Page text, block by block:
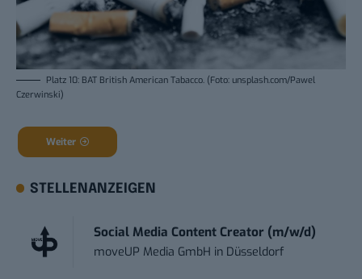
Platz 10: BAT British American Tabacco. (Foto: unsplash.com/Pawel
Czerwinski)
Weiter
STELLENANZEIGEN
Social Media Content Creator (m/w/d)
moveUP Media GmbH in Düsseldorf